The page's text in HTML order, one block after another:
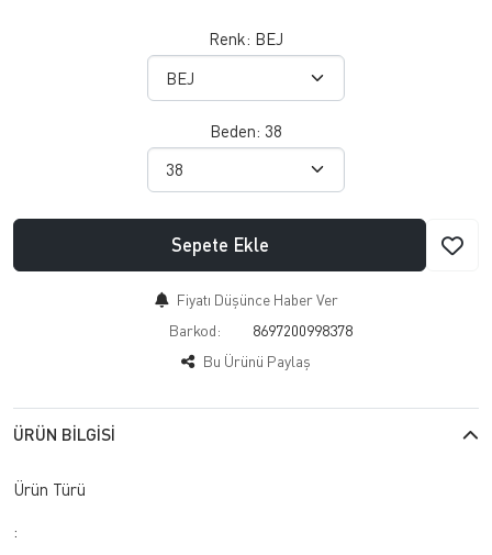
Renk: BEJ
Beden: 38
Sepete Ekle
Fiyatı Düşünce Haber Ver
Barkod:
8697200998378
Bu Ürünü Paylaş
ÜRÜN BILGISI
Ürün Türü
: